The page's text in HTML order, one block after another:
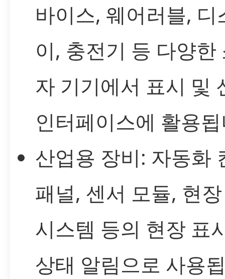
바이스, 웨어러블, 디
이, 충전기 등 다양한
자 기기에서 표시 및
인터페이스에 활용
산업용 장비: 자동화
패널, 센서 모듈, 현
시스템 등의 현장 표
상태 알림으로 사용